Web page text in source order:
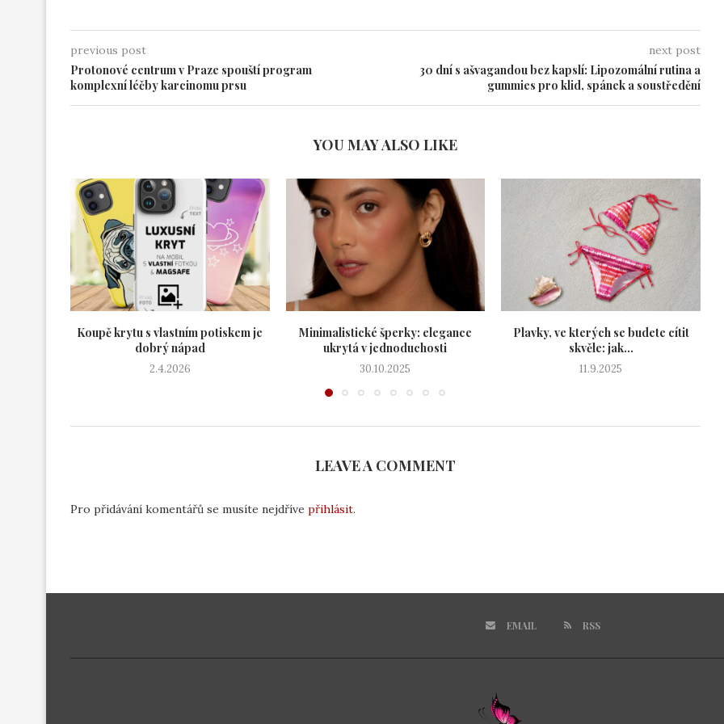
previous post
Protonové centrum v Praze spouští program
komplexní léčby karcinomu prsu
next post
30 dní s ašvagandou bez kapslí: Lipozomální rutina a
gummies pro klid, spánek a soustředění
YOU MAY ALSO LIKE
Koupě krytu s vlastním potiskem je
dobrý nápad
2.4.2026
Minimalistické šperky: elegance
ukrytá v jednoduchosti
30.10.2025
Plavky, ve kterých se budete cítit
skvěle: jak...
11.9.2025
LEAVE A COMMENT
Pro přidávání komentářů se musíte nejdříve přihlásit.
EMAIL RSS